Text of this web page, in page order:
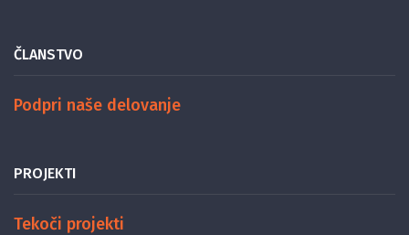
ČLANSTVO
Podpri naše delovanje
PROJEKTI
Tekoči projekti